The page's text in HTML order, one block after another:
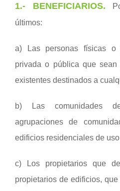
1.- BENEFICIARIOS.
últimos:
a) Las personas físicas o
privada o pública que
existentes destinados a
b) Las comunidades
agrupaciones de
edificios residenciales de
c) Los propietarios que
propietarios de edificios,